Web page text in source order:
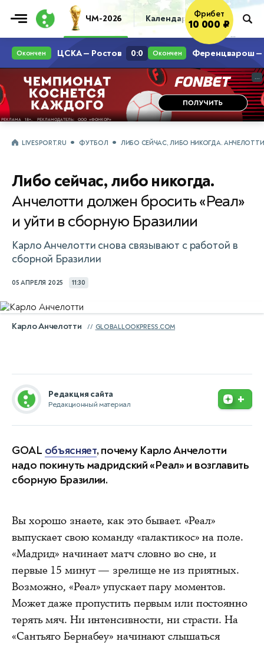
ЧМ-2026 Календарь Таблица
Фрибет
10 000 ₽
...
...
LIVESPORT.RU ФУТБОЛ ЛИБО СЕЙЧАС, ЛИБО НИКОГДА.
Либо сейчас, либо никогда.
Анчелотти должен бросить «Реал»
и уйти в сборную Бразилии
Карло Анчелотти снова связывают с работой в
сборной Бразилии
05 АПРЕЛЯ 2025 11:30
Карло Анчелотти GLOBALLOOKPRESS.COM
Редакция сайта
Редакционный материал +
GOAL объясняет, почему Карло Анчелотти
надо покинуть мадридский «Реал» и возглавить
сборную Бразилии.
Вы хорошо знаете, как это бывает. «Реал»
выпускает свою команду «галактикос» на поле.
«Мадрид» начинает матч словно во сне, и
первые 15 минут — зрелище не из приятных.
Возможно, «Реал» упускает пару моментов.
Может даже пропустить первым или постоянно
терять мяч. Ни интенсивности, ни страсти. На
«Сантьяго Бернабеу» начинают слышаться